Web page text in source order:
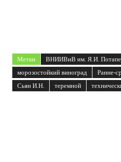
Метки
ВНИИВиВ им. Я.И.
морозостойкий виноград
Ранне-
Сьян И.Н.
теремной